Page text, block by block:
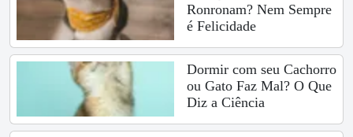
Ronronam? Nem Sempre
é Felicidade
Dormir com seu Cachorro
ou Gato Faz Mal? O Que
Diz a Ciência